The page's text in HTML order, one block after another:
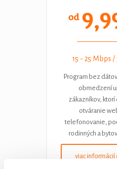
od
15 - 25 Mbps /
Program bez
obmedzení
zákazníkov, ktorí
otváranie
telefonovanie,
rodinných a
viac informácií